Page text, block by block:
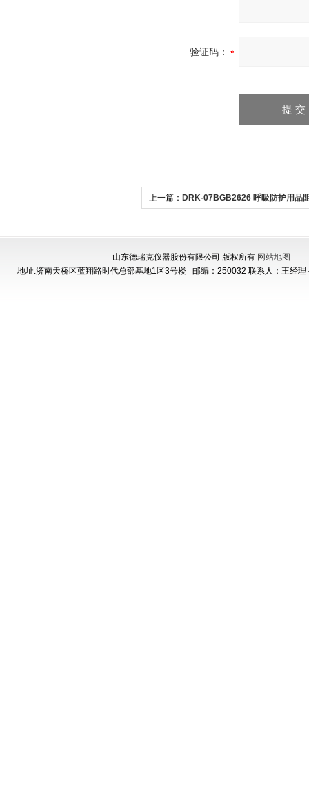
验证码：
上一篇： DRK-07BGB2626 呼吸防护用品
山东德瑞克仪器股份有限公司 版权所有 网站地图
地址:济南天桥区蓝翔路时代总部基地1区3号楼 邮编：250032 联系人：王经